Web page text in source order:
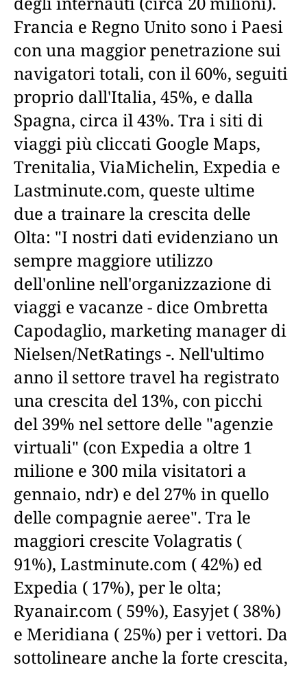
Francia e Regno Unito sono i Paesi
con una maggior penetrazione sui
navigatori totali, con il 60%, seguiti
proprio dall'Italia, 45%, e dalla
Spagna, circa il 43%. Tra i siti di
viaggi più cliccati Google Maps,
Trenitalia, ViaMichelin, Expedia e
Lastminute.com, queste ultime
due a trainare la crescita delle
Olta: "I nostri dati evidenziano un
sempre maggiore utilizzo
dell'online nell'organizzazione di
viaggi e vacanze - dice Ombretta
Capodaglio, marketing manager di
Nielsen/NetRatings -. Nell'ultimo
anno il settore travel ha registrato
una crescita del 13%, con picchi
del 39% nel settore delle "agenzie
virtuali" (con Expedia a oltre 1
milione e 300 mila visitatori a
gennaio, ndr) e del 27% in quello
delle compagnie aeree". Tra le
maggiori crescite Volagratis (
91%), Lastminute.com ( 42%) ed
Expedia ( 17%), per le olta;
Ryanair.com ( 59%), Easyjet ( 38%)
e Meridiana ( 25%) per i vettori. Da
sottolineare anche la forte crescita,